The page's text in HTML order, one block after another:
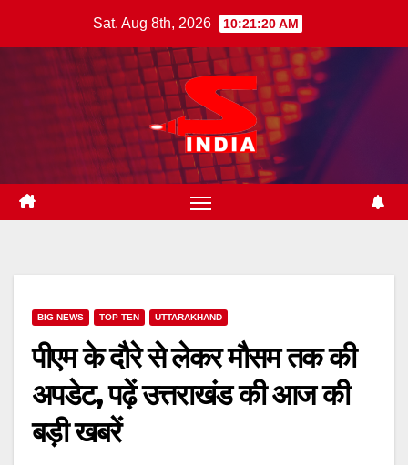
Sat. Aug 8th, 2026 10:21:21 AM
BIG NEWS TOP TEN UTTARAKHAND
पीएम के दौरे से लेकर मौसम तक की
अपडेट, पढ़ें उत्तराखंड की आज की
बड़ी खबरें